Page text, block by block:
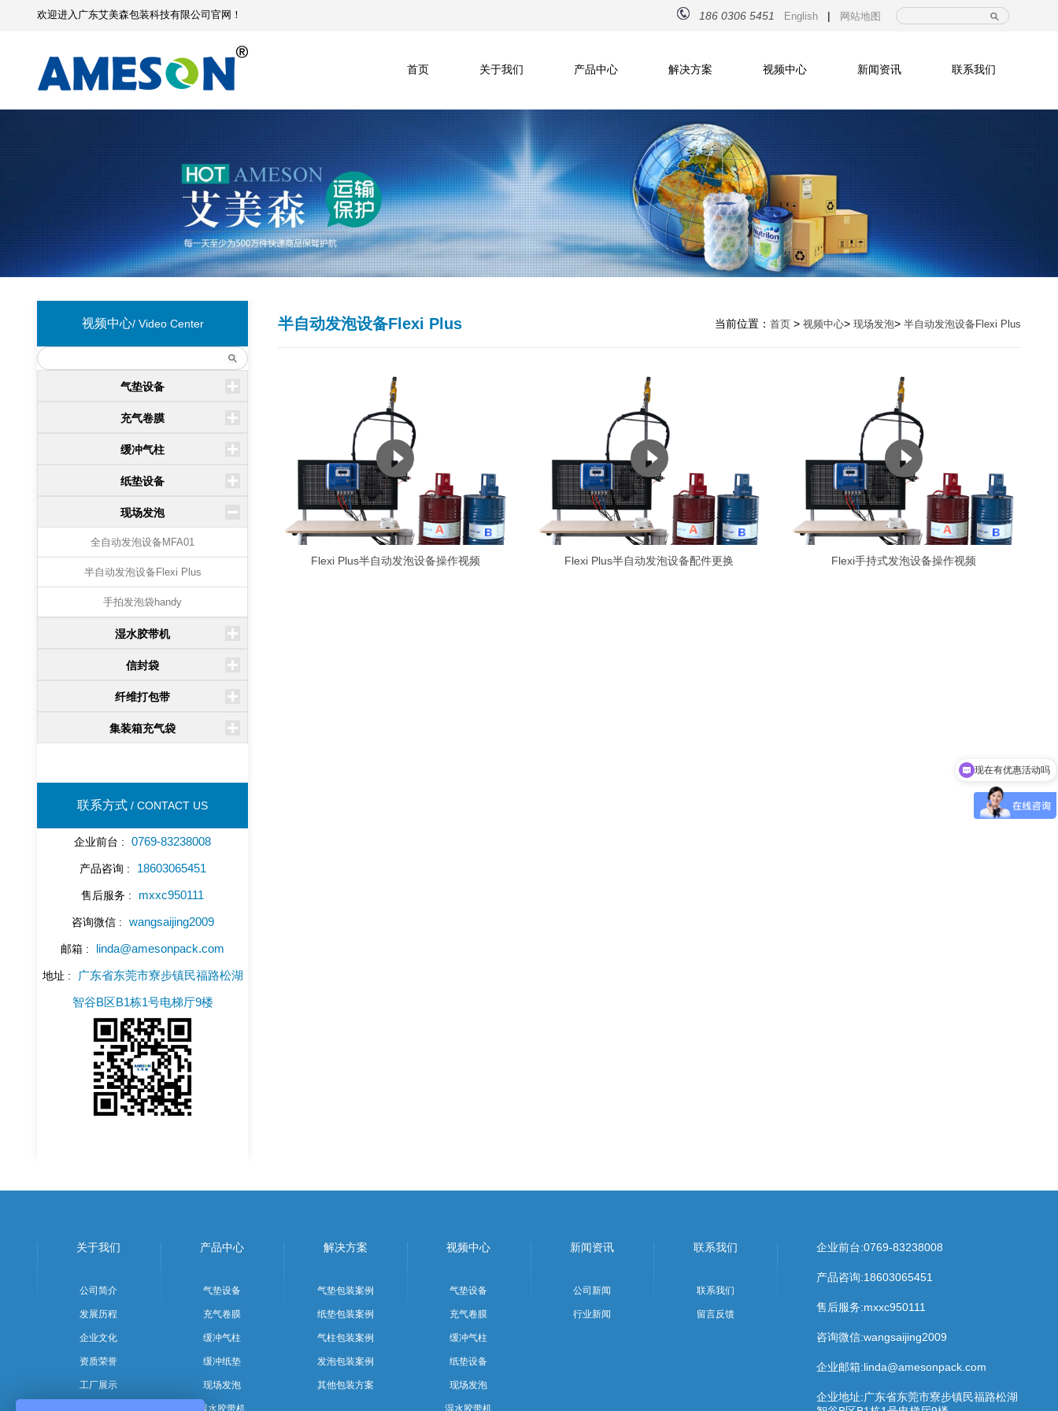
欢迎进入广东艾美森包装科技有限公司官网！ 186 0306 5451 English | 网站地图
首页 关于我们 产品中心 解决方案 视频中心 新闻资讯 联系我们
视频中心/ Video Center
气垫设备
充气卷膜
缓冲气柱
纸垫设备
现场发泡
全自动发泡设备MFA01
半自动发泡设备Flexi Plus
手拍发泡袋handy
湿水胶带机
信封袋
纤维打包带
集装箱充气袋
联系方式 / CONTACT US
企业前台 : 0769-83238008
产品咨询 : 18603065451
售后服务 : mxxc950111
咨询微信 : wangsaijing2009
邮箱 : linda@amesonpack.com
地址 :
广东省东莞市寮步镇民福路松湖
智谷B区B1栋1号电梯厅9楼
半自动发泡设备Flexi Plus 当前位置： 首页 > 视频中心> 现场发泡> 半自动发泡设备Flexi Plus
Flexi Plus半自动发泡设备操作视频 Flexi Plus半自动发泡设备配件更换 Flexi手持式发泡设备操作视频
关于我们
公司简介
发展历程
企业文化
资质荣誉
工厂展示
产品中心
气垫设备
充气卷膜
缓冲气柱
缓冲纸垫
现场发泡
湿水胶带机
解决方案
气垫包装案例
纸垫包装案例
气柱包装案例
发泡包装案例
其他包装方案
视频中心
气垫设备
充气卷膜
缓冲气柱
纸垫设备
现场发泡
湿水胶带机
新闻资讯
公司新闻
行业新闻
联系我们
联系我们
留言反馈
企业前台:0769-83238008
产品咨询:18603065451
售后服务:mxxc950111
咨询微信:wangsaijing2009
企业邮箱:linda@amesonpack.com
企业地址:广东省东莞市寮步镇民福路松湖
现在有优惠活动吗